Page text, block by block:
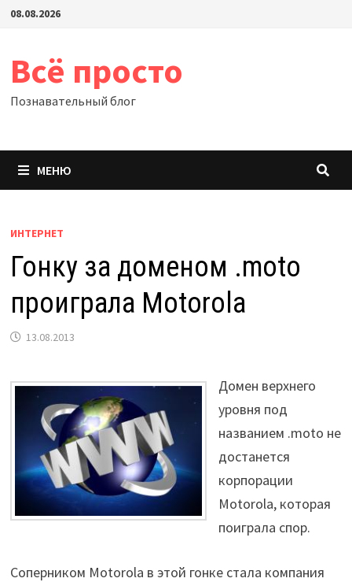
Перейти
08.08.2026
Всё просто
Познавательный блог
МЕНЮ
ИНТЕРНЕТ
Гонку за доменом .moto
проиграла Motorola
13.08.2013
Домен верхнего
уровня под
названием .moto не
достанется
корпорации
Motorola, которая
поиграла спор.
Соперником Motorola в этой гонке стала компания